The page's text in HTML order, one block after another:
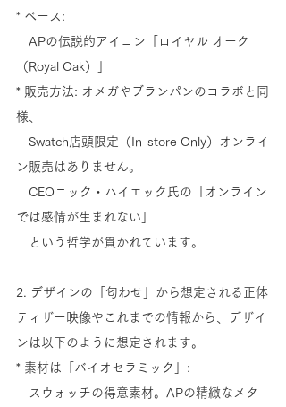
* ベース:
APの伝説的アイコン「ロイヤル オーク
（Royal Oak）」
* 販売方法: オメガやブランパンのコラボと同
様、
Swatch店頭限定（In-store Only）オンライ
ン販売はありません。
CEOニック・ハイエック氏の「オンライン
では感情が生まれない」
という哲学が貫かれています。
2. デザインの「匂わせ」から想定される正体
ティザー映像やこれまでの情報から、デザイ
ンは以下のように想定されます。
* 素材は「バイオセラミック」:
スウォッチの得意素材。APの精緻なメタ